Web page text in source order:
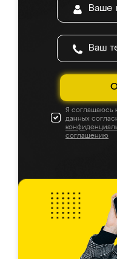
Я соглашаюсь
данных
соглашению